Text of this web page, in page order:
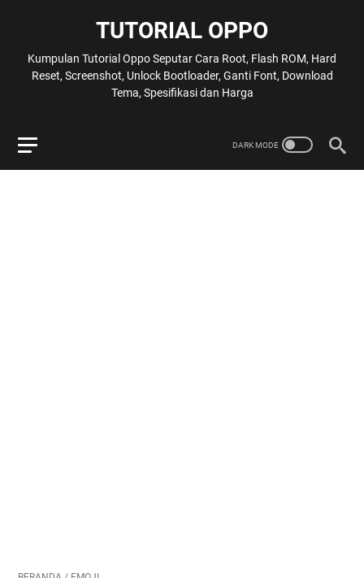
TUTORIAL OPPO
Kumpulan Tutorial Oppo Seputar Cara Root, Flash ROM, Hard
Reset, Screenshot, Unlock Bootloader, Ganti Font, Download
Tema, Spesifikasi dan Harga